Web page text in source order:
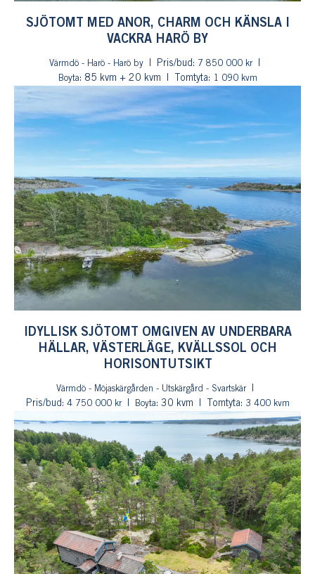
SJÖTOMT MED ANOR, CHARM OCH KÄNSLA I
VACKRA HARÖ BY
Värmdö - Harö - Harö by Pris/bud:
7 850 000 kr
Boyta: 85 kvm + 20 kvm Tomtyta: 1 090 kvm
IDYLLISK SJÖTOMT OMGIVEN AV UNDERBARA
HÄLLAR, VÄSTERLÄGE, KVÄLLSSOL OCH
HORISONTUTSIKT
Värmdö - Möjaskärgården - Utskärgård - Svartskär
Pris/bud: 4 750 000 kr Boyta: 30 kvm Tomtyta: 3 400 kvm